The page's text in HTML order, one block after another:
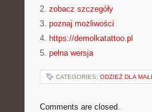
2. zobacz szczegóły
3. poznaj możliwości
4. https://demolkatattoo.pl
5. pełna wersja
CATEGORIES: ODZIEŻ DLA
Comments are closed.